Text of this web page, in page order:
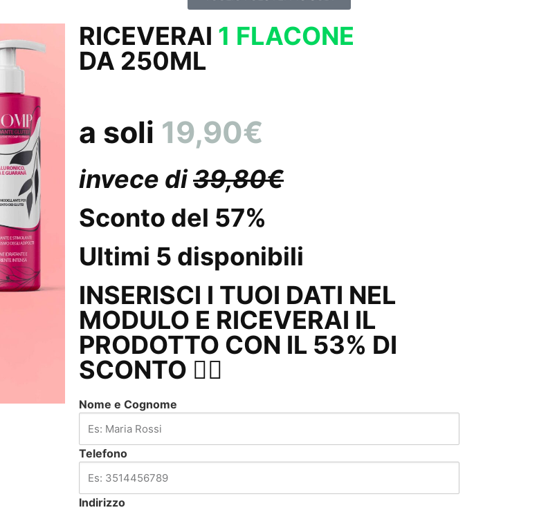
RICEVERAI 1 FLACONE
DA 250ML
a soli 19,90€
invece di39,80€
Sconto del 57%
Ultimi 5 disponibili
INSERISCI I TUOI DATI NEL
MODULO E RICEVERAI IL
PRODOTTO CON IL 53% DI
SCONTO 👇🏼
Nome e Cognome
Telefono
Indirizzo